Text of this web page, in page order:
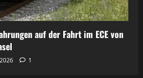
auf der Fahrt im ECE von
1